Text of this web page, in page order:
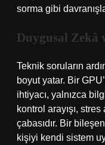
sorma gibi
Duygusal Zekâ
Teknik soruların
boyut yatar. Bir
ihtiyacı, yalnızca
kontrol arayışı,
çabasıdır. Bir
kişiyi kendi sistem